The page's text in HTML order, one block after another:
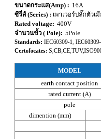
ขนาดกระแส(Amp) : 16A
ซีรี่ส์ (Series) : เพาเวอร์ปลั๊กตัว
Rated voltage: 400V
จำนวนขั้ว ( Pole): 5Pole
Standards: IEC60309-1,
Certofocates:
MODEL
earth contact position
rated current (A)
pole
dimention (mm)